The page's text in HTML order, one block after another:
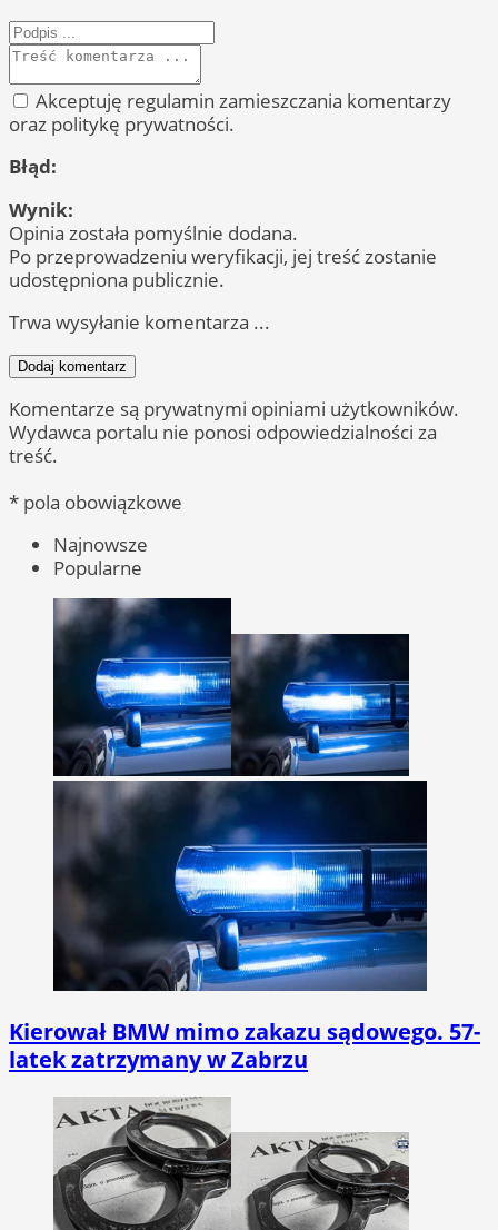
Akceptuję regulamin zamieszczania komentarzy
oraz politykę prywatności.
Błąd:
Wynik:
Opinia została pomyślnie dodana.
Po przeprowadzeniu weryfikacji, jej treść zostanie
udostępniona publicznie.
Trwa wysyłanie komentarza ...
Dodaj komentarz
Komentarze są prywatnymi opiniami użytkowników.
Wydawca portalu nie ponosi odpowiedzialności za
treść.
* pola obowiązkowe
Najnowsze
Popularne
Kierował BMW mimo zakazu sądowego. 57-
latek zatrzymany w Zabrzu